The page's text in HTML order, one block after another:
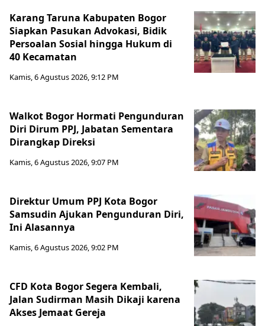
Karang Taruna Kabupaten Bogor
Siapkan Pasukan Advokasi, Bidik
Persoalan Sosial hingga Hukum di
40 Kecamatan
Kamis, 6 Agustus 2026, 9:12 PM
Walkot Bogor Hormati Pengunduran
Diri Dirum PPJ, Jabatan Sementara
Dirangkap Direksi
Kamis, 6 Agustus 2026, 9:07 PM
Direktur Umum PPJ Kota Bogor
Samsudin Ajukan Pengunduran Diri,
Ini Alasannya
Kamis, 6 Agustus 2026, 9:02 PM
CFD Kota Bogor Segera Kembali,
Jalan Sudirman Masih Dikaji karena
Akses Jemaat Gereja